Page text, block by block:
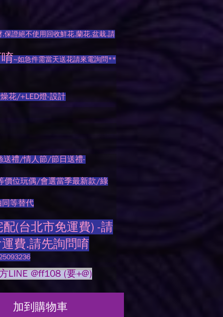
保證絕不使用回收鮮花.蘭花.盆栽.請
~如急件需當天送花請來電詢問**
花/+LED燈-設計
禮/情人節/節日送禮-
價位玩偶/會選當季最新款/綠
等替代
(台北市免運費) -請
費.請先詢問唷
LINE @ff108 (要+@)
加到購物車